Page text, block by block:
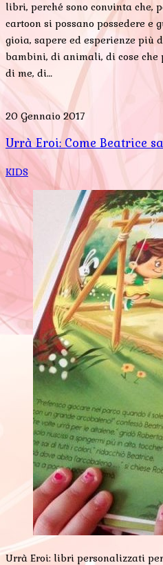
libri, perché sono convinta che,
cartoon si possano possedere
gioia, sapere ed esperienze più
bambini, di animali, di cose
di me, di…
20 Gennaio 2017
Urrà Eroi: Come Beatrice
KIDS
Urrà Eroi: libri personalizzati